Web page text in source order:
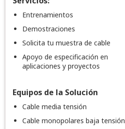
Entrenamientos
Demostraciones
Solicita tu muestra de cable
Apoyo de especificación en
aplicaciones y proyectos
Equipos de la Solución
Cable media tensión
Cable monopolares baja tensión